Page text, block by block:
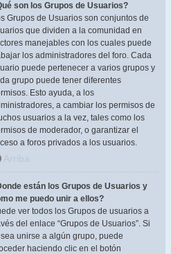
son los Grupos de Usuarios?
Grupos de Usuarios son conjuntos de
que dividen a la comunidad en
manejables con los cuales puede
los administradores del foro. Cada
puede pertenecer a varios grupos y
grupo puede tener diferentes
Esto ayuda, a los
a cambiar los permisos de
usuarios a la vez, tales como los
de moderador, o garantizar el
a foros privados a los usuarios.
Arriba
están los Grupos de Usuarios y
me puedo unir a ellos?
ver todos los Grupos de usuarios a
del enlace “Grupos de Usuarios”. Si
unirse a algún grupo, puede
haciendo clic en el botón